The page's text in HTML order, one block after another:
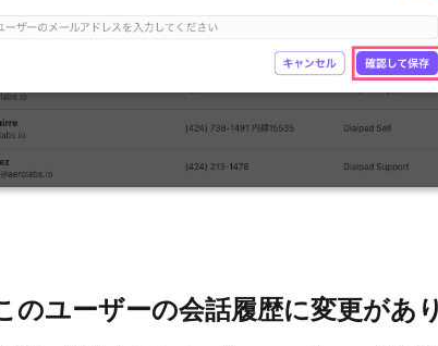
のユーザーの会話履歴に変更があ